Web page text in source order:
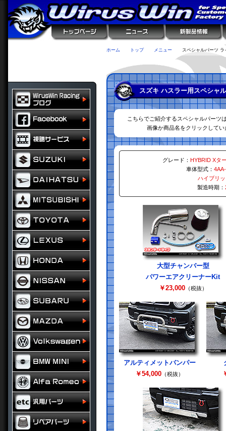
ホーム トップ メニュー スペシャルパーツ ラ
スズキ ハスラー用スペシャ
こちらでご紹介するスペシャルパーツ
画像か商品名をクリックして
グレード： HYBRID Xタ
車体型式：
ハイブリ
製造時期：
大型チャンバー型
パワーエアクリーナーKit
￥23,000（税抜）
アルティメットバンパー
￥54,000 （税抜）